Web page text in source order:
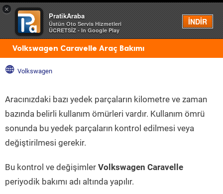
×
PratikAraba
Üstün Oto Servis Hizmetleri
ÜCRETSİZ - In Google Play
İNDİR
Menü
Volkswagen Caravelle Araç Bakımı
Volkswagen
Aracınızdaki bazı yedek parçaların kilometre ve zaman
bazında belirli kullanım ömürleri vardır. Kullanım ömrü
sonunda bu yedek parçaların kontrol edilmesi veya
değiştirilmesi gerekir.
Bu kontrol ve değişimler Volkswagen Caravelle
periyodik bakımı adı altında yapılır.